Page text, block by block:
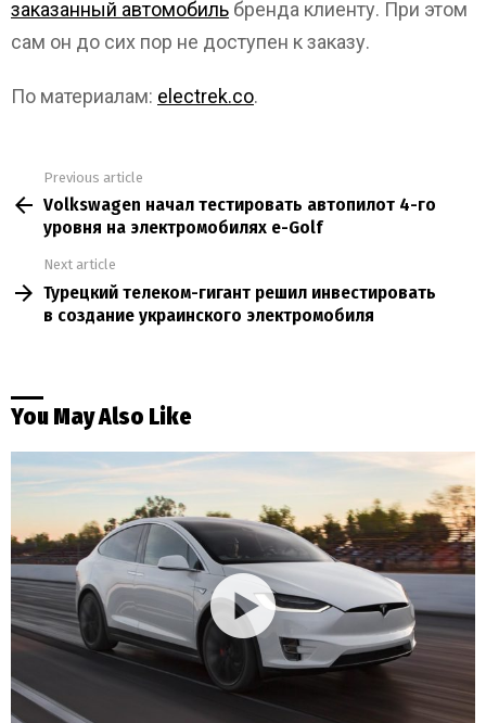
заказанный автомобиль бренда клиенту. При этом
сам он до сих пор не доступен к заказу.
По материалам: electrek.co.
more
Previous article
Volkswagen начал тестировать автопилот 4-го
уровня на электромобилях e-Golf
Next article
Турецкий телеком-гигант решил инвестировать
в создание украинского электромобиля
You May Also Like